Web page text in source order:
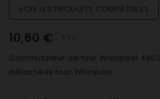
VOIR LES PRODUITS COMPATIBLES
10,60 €
Commutateur de four Whirlpool
détachées four Whirlpool